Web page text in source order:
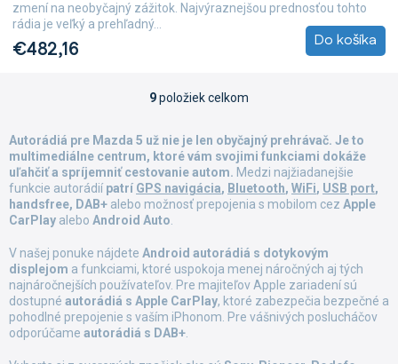
€482,16 Do košíka
zmení na neobyčajný zážitok. Najvýraznejšou prednosťou tohto
rádia je veľký a prehľadný...
O
l
á
d
a
c
p
r
v
k
y
ý
9položiek celkom
Autorádiá pre Mazda 5 už nie je len obyčajný prehrávač. Je to
multimediálne centrum, ktoré vám svojimi funkciami dokáže
uľahčiť a spríjemniť cestovanie autom. Medzi najžiadanejšie
funkcie autorádií patrí GPS navigácia, Bluetooth, WiFi, USB port,
handsfree, DAB+ alebo možnosť prepojenia s mobilom cez Apple
CarPlay alebo Android Auto
V našej ponuke nájdete Android autorádiá s dotykovým
displejom a funkciami, ktoré uspokoja menej náročných aj tých
najnáročnejších používateľov. Pre majiteľov Apple zariadení sú
dostupné autorádiá s Apple CarPlay, ktoré zabezpečia bezpečné a
pohodlné prepojenie s vaším iPhonom. Pre vášnivých poslucháčov
odporúčame autorádiá s DAB+